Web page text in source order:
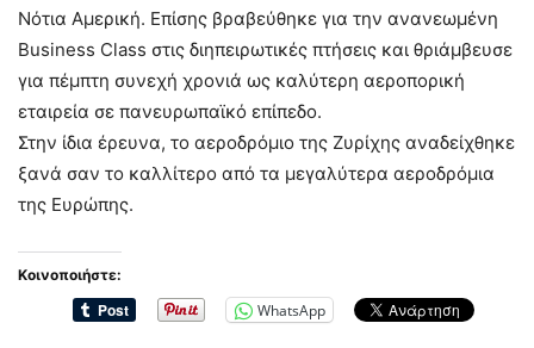
Νότια Αμερική. Επίσης βραβεύθηκε για την ανανεωμένη
Business Class στις διηπειρωτικές πτήσεις και θριάμβευσε
για πέμπτη συνεχή χρονιά ως καλύτερη αεροπορική
εταιρεία σε πανευρωπαϊκό επίπεδο.
Στην ίδια έρευνα, το αεροδρόμιο της Ζυρίχης αναδείχθηκε
ξανά σαν το καλλίτερο από τα μεγαλύτερα αεροδρόμια
της Ευρώπης.
Κοινοποιήστε:
WhatsApp